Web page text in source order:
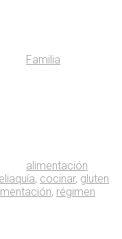
Familia
alimentación
, cocinar, gluten
, régimen